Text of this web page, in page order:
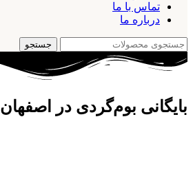
تماس با ما
درباره ما
جستجو
بایگانی بوم‌گردی در اصفهان